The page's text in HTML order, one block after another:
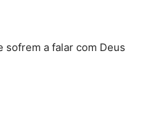
sofrem a falar com Deus